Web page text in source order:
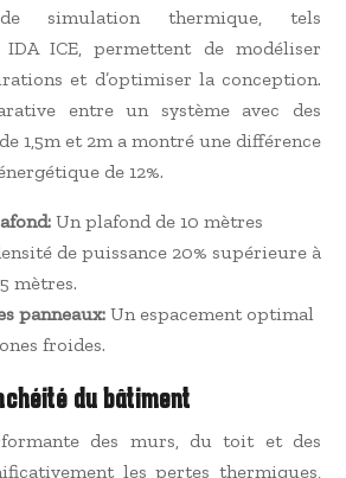
simulation thermique, tels
IDA ICE, permettent de modéliser
et d’optimiser la conception.
entre un système avec des
1,5m et 2m a montré une différence
de 12%.
Un plafond de 10 mètres
de puissance 20% supérieure à
mètres.
panneaux: Un espacement optimal
froides.
du bâtiment
des murs, du toit et des
les pertes thermiques,